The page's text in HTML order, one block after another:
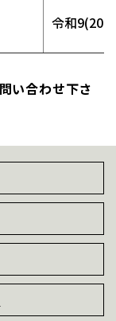
令和
い合わせ下さ